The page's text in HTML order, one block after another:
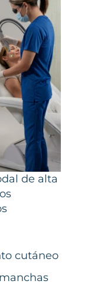
de alta
cutáneo